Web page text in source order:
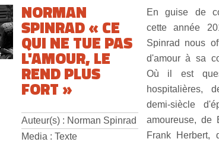
NORMAN
SPINRAD « CE
QUI NE TUE PAS
L'AMOUR, LE
REND PLUS
FORT »
Auteur(s) : Norman Spinrad
Media : Texte
En guise de
cette année
Spinrad nous
d'amour à sa
Où il est
hospitalières,
demi-siècle
amoureuse, de
Frank Herbert,